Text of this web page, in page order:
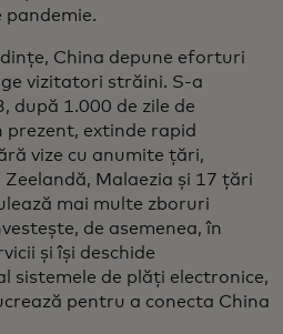
pandemie.
China depune eforturi
vizitatori străini. S-a
după 1.000 de zile de
extinde rapid
vize cu anumite țări,
Malaezia și 17 țări
mai multe zboruri
de asemenea, în
și își deschide
sistemele de plăți electronice,
pentru a conecta China